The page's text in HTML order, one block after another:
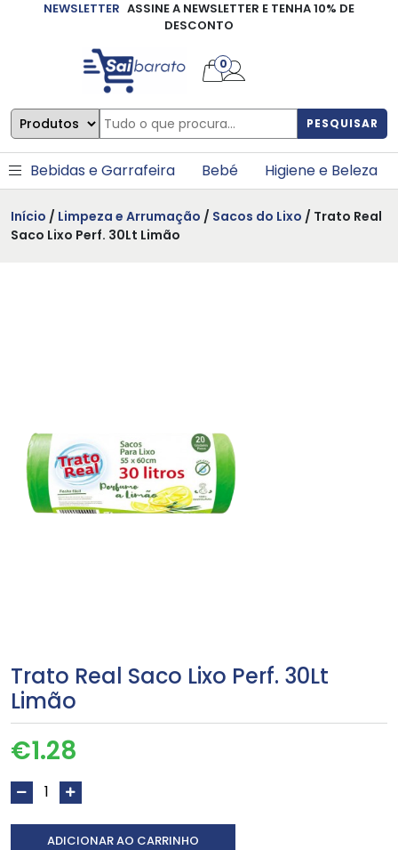
NEWSLETTER ASSINE A NEWSLETTER E TENHA 10% DE
DESCONTO
PESQUISAR
0
Bebidas e Garrafeira Bebé Higiene e Beleza
Início / Limpeza e Arrumação / Sacos do Lixo / Trato Real
Saco Lixo Perf. 30Lt Limão
Trato Real Saco Lixo Perf. 30Lt
Limão
€1.28
ADICIONAR AO CARRINHO